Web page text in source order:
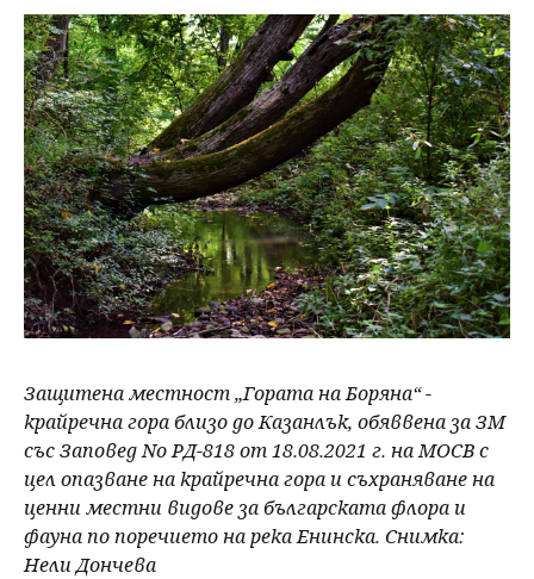
Защитена местност „Гората на Боряна“ -
крайречна гора близо до Казанлък, обяввена за ЗМ
със Заповед No РД-818 от 18.08.2021 г. на МОСВ с
цел опазване на крайречна гора и съхраняване на
ценни местни видове за българската флора и
фауна по поречието на река Енинска. Снимка:
Нели Дончева